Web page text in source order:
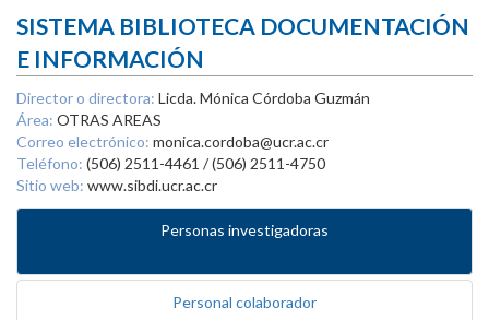
SISTEMA BIBLIOTECA DOCUMENTACIÓN
E INFORMACIÓN
Director o directora: Licda. Mónica Córdoba Guzmán
Área: OTRAS AREAS
Correo electrónico: monica.cordoba@ucr.ac.cr
Teléfono: (506) 2511-4461 / (506) 2511-4750
Sitio web: www.sibdi.ucr.ac.cr
Personas investigadoras
Personal colaborador